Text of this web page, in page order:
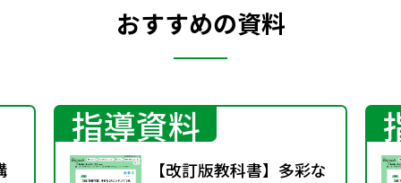
おすすめの資料
指導資料
【改訂版教科書】多彩な